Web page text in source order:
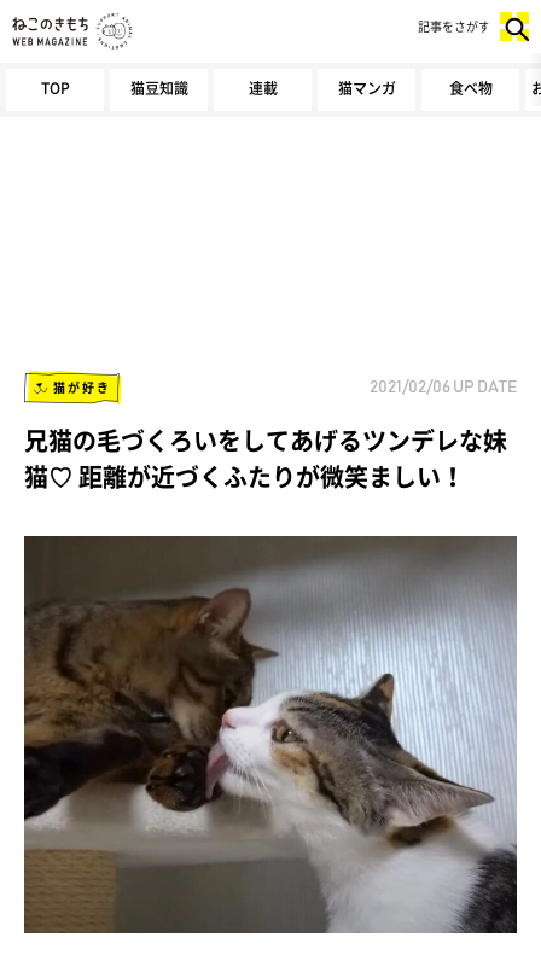
TOP 猫豆知識 連載 猫マンガ 食べ物
記事をさがす
猫が好き 2021/02/06 UP DATE
兄猫の毛づくろいをしてあげるツンデレな妹
猫♡ 距離が近づくふたりが微笑ましい！